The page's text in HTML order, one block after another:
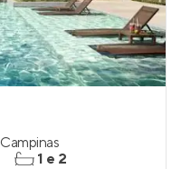
Campinas
1 e 2